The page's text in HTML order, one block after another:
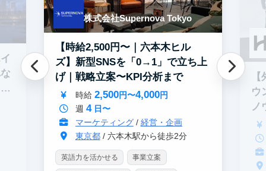
株式会社Supernova Tokyo
【時給2,500円〜｜六本木ヒル
ズ】新型SNSを「0→1」で立ち上
げ｜戦略立案〜KPI分析まで
時給 2,500円〜4,000円
週 4日〜
マーケティング/ 経営・企画
東京都/ 六本木駅から徒歩2分
英語力を活かせる 事業立案
ウ
ノ